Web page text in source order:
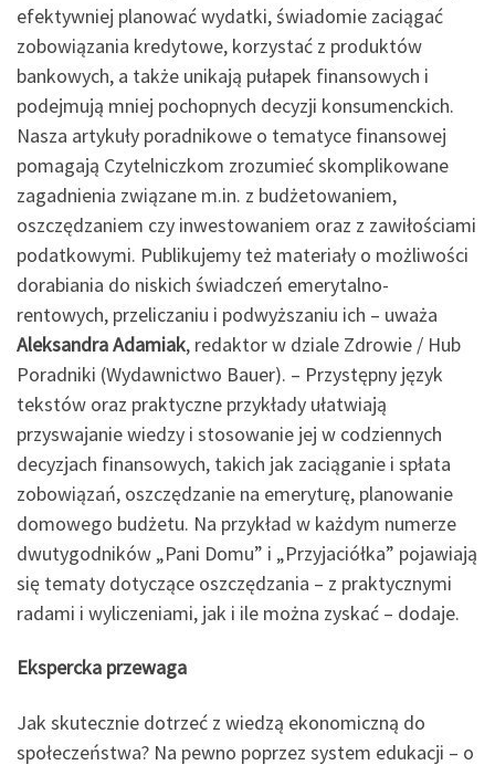
efektywniej planować wydatki, świadomie zaciągać
zobowiązania kredytowe, korzystać z produktów
bankowych, a także unikają pułapek finansowych i
podejmują mniej pochopnych decyzji konsumenckich.
Nasza artykuły poradnikowe o tematyce finansowej
pomagają Czytelniczkom zrozumieć skomplikowane
zagadnienia związane m.in. z budżetowaniem,
oszczędzaniem czy inwestowaniem oraz z zawiłościami
podatkowymi. Publikujemy też materiały o możliwości
dorabiania do niskich świadczeń emerytalno-
rentowych, przeliczaniu i podwyższaniu ich – uważa
Aleksandra Adamiak, redaktor w dziale Zdrowie / Hub
Poradniki (Wydawnictwo Bauer). – Przystępny język
tekstów oraz praktyczne przykłady ułatwiają
przyswajanie wiedzy i stosowanie jej w codziennych
decyzjach finansowych, takich jak zaciąganie i spłata
zobowiązań, oszczędzanie na emeryturę, planowanie
domowego budżetu. Na przykład w każdym numerze
dwutygodników „Pani Domu” i „Przyjaciółka” pojawiają
się tematy dotyczące oszczędzania – z praktycznymi
radami i wyliczeniami, jak i ile można zyskać – dodaje.
Ekspercka przewaga
Jak skutecznie dotrzeć z wiedzą ekonomiczną do
społeczeństwa? Na pewno poprzez system edukacji – o